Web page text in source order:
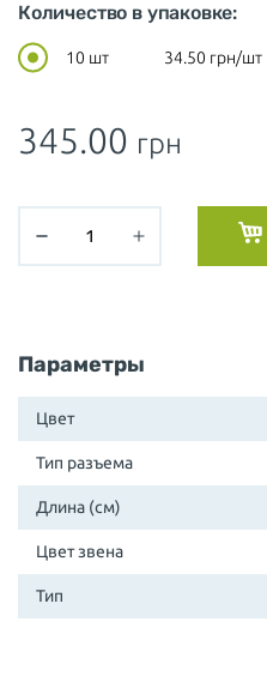
Количество в упаковке:
10 шт 34.50 грн/шт
345.00 грн
Параметры
Цвет
Тип разъема
Длина (см)
Цвет звена
Тип